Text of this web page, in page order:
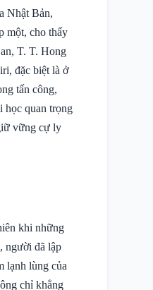
Nhật Bản,
một, cho thấy
T. T. Hong
đặc biệt là ở
tấn công,
học quan trọng
vững cự ly
khi những
, người đã lập
lạnh lùng của
chỉ khẳng